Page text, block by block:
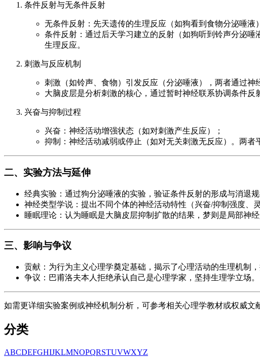
条件反射与无条件反射
无条件反射：先天遗传的生理反应（如狗看到食物分泌唾液
条件反射：通过后天学习建立的反射（如狗听到铃声分泌
生理反应。
刺激与反应机制
刺激（如铃声、食物）引发反应（分泌唾液），两者通过神
大脑皮层是分析刺激的核心，通过暂时神经联系协调条件反
兴奋与抑制过程
兴奋：神经活动增强状态（如对刺激产生反应）；
抑制：神经活动减弱或停止（如对无关刺激无反应）。两者
二、实验方法与延伸
经典实验：通过狗分泌唾液的实验，验证条件反射的形成与消退规
神经类型学说：提出不同个体的神经活动特性（兴奋/抑制强度、
睡眠理论：认为睡眠是大脑皮层抑制扩散的结果，梦则是局部神经
三、影响与争议
贡献：为行为主义心理学奠定基础，揭示了心理活动的生理机制，
争议：巴甫洛夫本人拒绝承认自己是心理学家，坚持生理学立场。
如需更详细实验案例或神经机制分析，可参考相关心理学教材或权威文
分类
ABCDEFGHIJKLMNOPQRSTUVWXYZ